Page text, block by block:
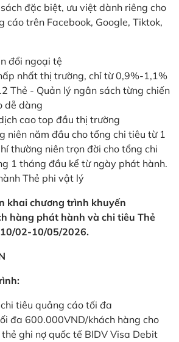
đặc biệt, ưu việt dành riêng cho
cáo trên Facebook, Google, Tiktok,
đổi ngoại tệ
nhất thị trường, chỉ từ 0,9%-1,1%
Thẻ - Quản lý ngân sách từng chiến
dễ dàng
cao top đầu thị trường
niên năm đầu cho tổng chi tiêu từ 1
thường niên trọn đời cho tổng chi
1 tháng đầu kể từ ngày phát hành.
Thẻ phi vật lý
khai chương trình khuyến
hàng phát hành và chi tiêu Thẻ
02-10/05/2026.
tiêu quảng cáo tối đa
đa 600.000VND/khách hàng cho
ghi nợ quốc tế BIDV Visa Debit